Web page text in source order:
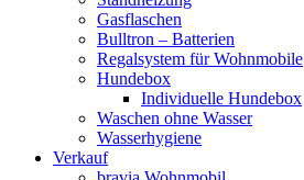
Gasflaschen
Bulltron – Batterien
Regalsystem für Wohnmobile
Hundebox
Individuelle Hundebox
Waschen ohne Wasser
Wasserhygiene
Verkauf